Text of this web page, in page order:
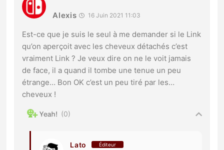
Alexis 16 Juin 2021 11:03
Est-ce que je suis le seul à me demander si le Link
qu’on aperçoit avec les cheveux détachés c’est
vraiment Link ? Je veux dire on ne le voit jamais
de face, il a quand il tombe une tenue un peu
étrange… Bon OK c’est un peu tiré par les…
cheveux !
0
Lato Éditeur